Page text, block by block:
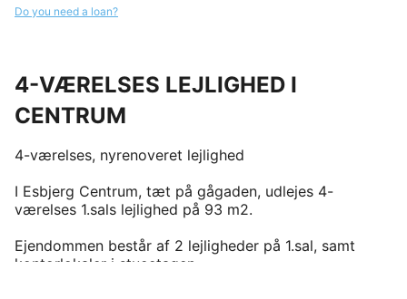
Do you need a loan?
4-VÆRELSES LEJLIGHED I
CENTRUM
4-værelses, nyrenoveret lejlighed
I Esbjerg Centrum, tæt på gågaden, udlejes 4-
værelses 1.sals lejlighed på 93 m2.
Ejendommen består af 2 lejligheder på 1.sal, samt
kontorlokaler i stueetagen.